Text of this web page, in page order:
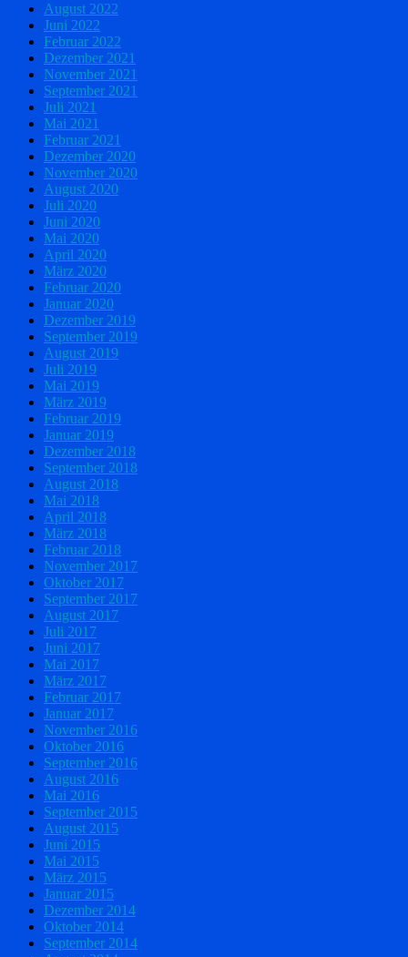
August 2022
Juni 2022
Februar 2022
Dezember 2021
November 2021
September 2021
Juli 2021
Mai 2021
Februar 2021
Dezember 2020
November 2020
August 2020
Juli 2020
Juni 2020
Mai 2020
April 2020
März 2020
Februar 2020
Januar 2020
Dezember 2019
September 2019
August 2019
Juli 2019
Mai 2019
März 2019
Februar 2019
Januar 2019
Dezember 2018
September 2018
August 2018
Mai 2018
April 2018
März 2018
Februar 2018
November 2017
Oktober 2017
September 2017
August 2017
Juli 2017
Juni 2017
Mai 2017
März 2017
Februar 2017
Januar 2017
November 2016
Oktober 2016
September 2016
August 2016
Mai 2016
September 2015
August 2015
Juni 2015
Mai 2015
März 2015
Januar 2015
Dezember 2014
Oktober 2014
September 2014